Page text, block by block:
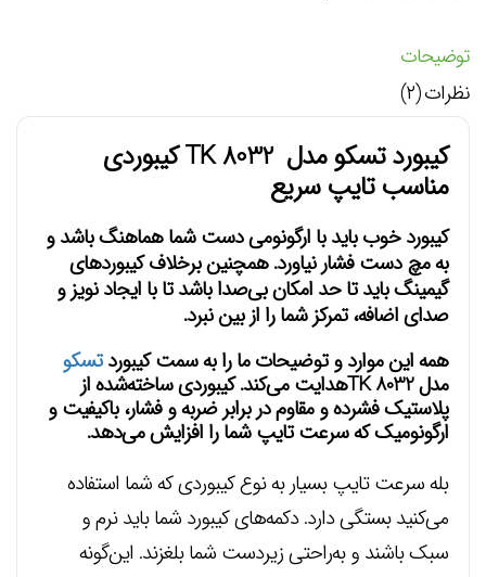
توضیحات
نظرات (۲)
کیبورد تسکو مدل TK 8032 کیبوردی
مناسب تایپ سریع
کیبورد خوب باید با ارگونومی دست شما هماهنگ باشد و
به مچ دست فشار نیاورد. همچنین برخلاف کیبوردهای
گیمینگ باید تا حد امکان بی‌صدا باشد تا با ایجاد نویز و
صدای اضافه، تمرکز شما را از بین نبرد.
همه این موارد و توضیحات ما را به سمتکیبوردتسکو
مدل TK 8032 هدایت می‌کند. کیبوردی ساخته‌شده از
پلاستیک فشرده و مقاوم در برابر ضربه و فشار، باکیفیت و
ارگونومیک که سرعت تایپ شما را افزایش می‌دهد.
بله سرعت تایپ بسیار به نوع کیبوردی که شما استفاده
می‌کنید بستگی دارد. دکمه‌های کیبورد شما باید نرم و
سبک باشند و به‌راحتی زیردست شما بلغزند. این‌گونه